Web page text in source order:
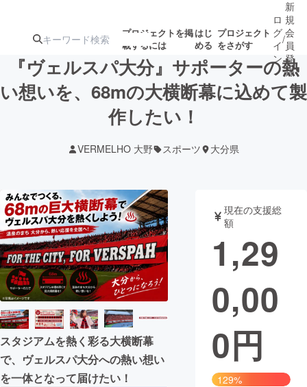
プロジェクトを掲
載するには
はじ
める
プロジェクト
をさがす
注目の新着プロ募集終了が近いプ
テクノロジー・ガジェット
映像・映画 書籍・雑誌
ビジネス・起業 チャレンジ
まちづくり・地域活性化
CAMPFIRE for Social Good
CAMPFIRE Creation
ロ
グ
イ
ン
/
新
規
会
員
登
録
『ヴェルスパ大分』サポーターの熱
い想いを、68mの大横断幕に込めて製
作したい！
VERMELHO 大野 スポーツ 大分県
スタジアムを熱く彩る大横断幕
で、ヴェルスパ大分への熱い想い
を一体となって届けたい！
現在の支援総
額
1,29
0,00
0円
129%